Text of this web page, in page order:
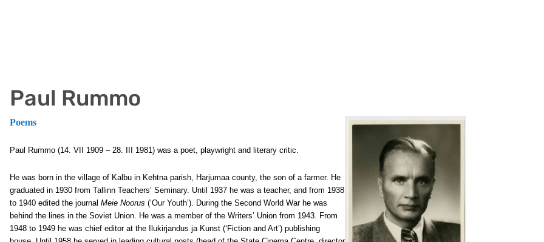
Paul Rummo
Poems
Paul Rummo (14. VII 1909 – 28. III 1981) was a poet, playwright and literary critic.
He was born in the village of Kalbu in Kehtna parish, Harjumaa county, the son of a farmer. He
graduated in 1930 from Tallinn Teachers’ Seminary. Until 1937 he was a teacher, and from 1938
to 1940 edited the journal Meie Noorus (‘Our Youth’). During the Second World War he was
behind the lines in the Soviet Union. He was a member of the Writers’ Union from 1943. From
1948 to 1949 he was chief editor at the Ilukirjandus ja Kunst (‘Fiction and Art’) publishing